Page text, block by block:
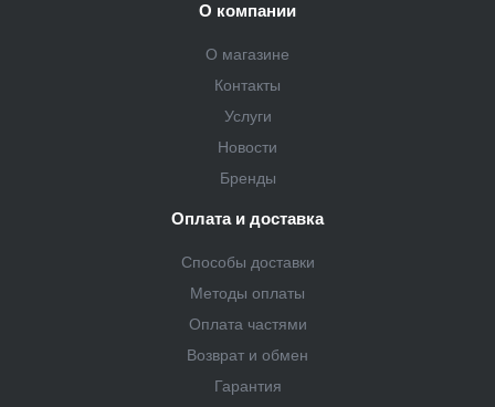
О компании
О магазине
Контакты
Услуги
Новости
Бренды
Оплата и доставка
Способы доставки
Методы оплаты
Оплата частями
Возврат и обмен
Гарантия